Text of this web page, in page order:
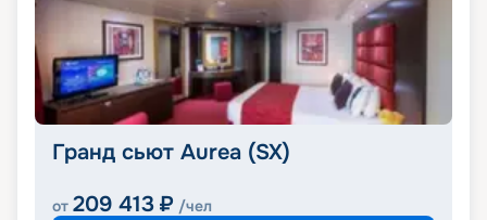
Гранд сьют Aurea (SX)
от 209 413 ₽ /чел